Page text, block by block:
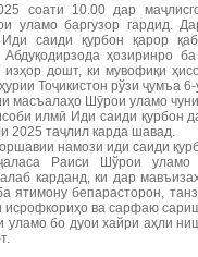
соати 10.00 дар
уламо баргузор гардид.
саиди қурбон қарор
ҳозиринро
изҳор дошт, ки мувофиқи
Тоҷикистон рўзи ҷумъа
масъалаҳо Шӯрои уламо
илмӣ Иди саиди қурбон
2025 таҷлил карда шавад.
намози иди саиди
Раиси Шўрои уламо
карданд, ки дар
ятимону бепарасторон,
исрофкориҳо ва сарфаю
уламо бо дуои хайри аҳли